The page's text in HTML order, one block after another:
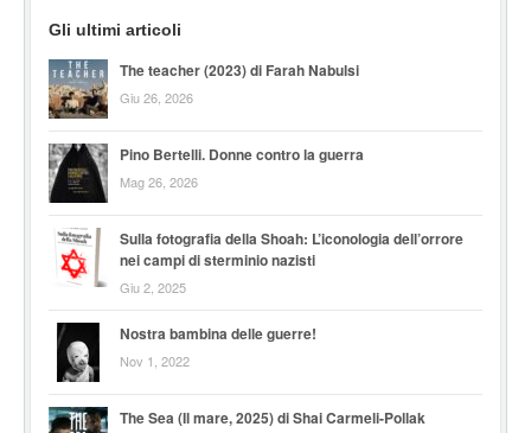
Gli ultimi articoli
The teacher (2023) di Farah Nabulsi
Giu 26, 2026
Pino Bertelli. Donne contro la guerra
Mag 26, 2026
Sulla fotografia della Shoah: L’iconologia dell’orrore
nei campi di sterminio nazisti
Giu 2, 2025
Nostra bambina delle guerre!
Nov 1, 2022
The Sea (Il mare, 2025) di Shai Carmeli-Pollak